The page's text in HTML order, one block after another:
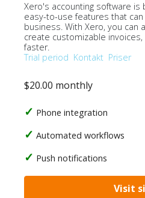
Xero's accounting software is
easy-to-use features that
business. With Xero, you can
create customizable
faster.
Trial period Kontakt Priser
$20.00 monthly
Phone integration
Automated workflows
Push notifications
Visit